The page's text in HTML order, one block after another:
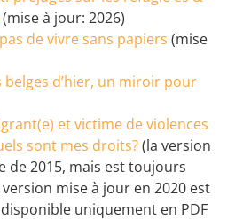
(mise à jour: 2026)
de vivre sans papiers (mise
belges d’hier, un miroir pour
et victime de violences
sont mes droits?(la version
de 2015, mais est toujours
version mise à jour en 2020 est
uniquement en PDF